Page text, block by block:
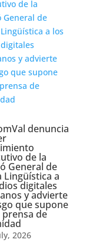
denuncia
de la
General de
Lingüística a
digitales
y advierte
que supone
prensa de
2026